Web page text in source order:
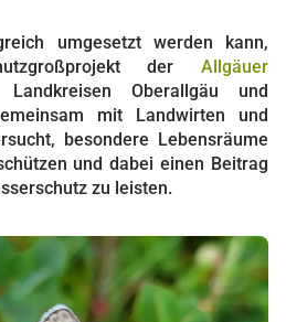
umgesetzt werden kann,
der Allgäuer
Oberallgäu und
mit Landwirten und
besondere Lebensräume
und dabei einen Beitrag
zu leisten.